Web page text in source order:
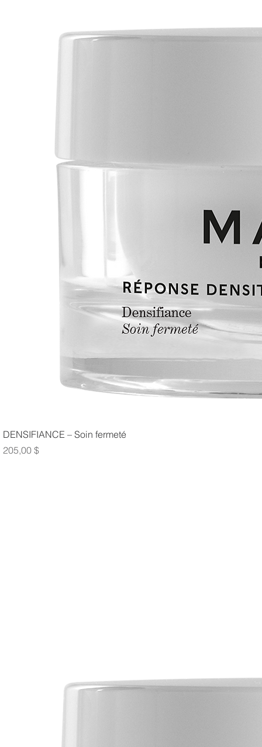
DENSIFIANCE – Soin fermeté
Prix
205,00 $